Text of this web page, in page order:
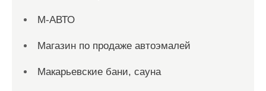
М-АВТО
Магазин по продаже автоэмалей
Макарьевские бани, сауна